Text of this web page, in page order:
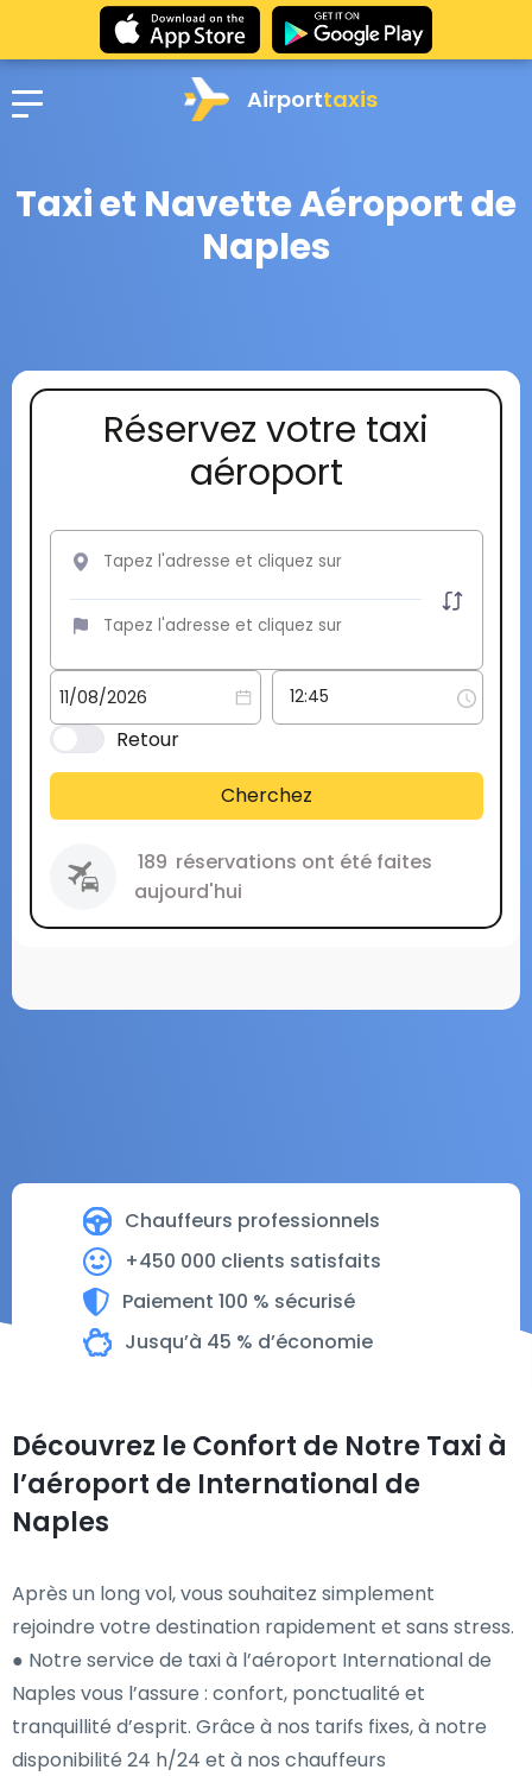
Airporttaxis
Taxi et Navette Aéroport de
Naples
Chauffeurs professionnels
+450 000 clients satisfaits
Paiement 100 % sécurisé
Jusqu’à 45 % d’économie
Réservez votre taxi
aéroport
Retour
Cherchez
189 réservations ont été faites
aujourd'hui
Découvrez le Confort de Notre Taxi à
l’aéroport de International de
Naples
Après un long vol, vous souhaitez simplement
rejoindre votre destination rapidement et sans stress.
● Notre service de taxi à l’aéroport International de
Naples vous l’assure : confort, ponctualité et
tranquillité d’esprit. Grâce à nos tarifs fixes, à notre
disponibilité 24 h/24 et à nos chauffeurs